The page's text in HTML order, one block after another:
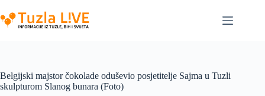
to
content
Belgijski majstor čokolade oduševio posjetitelje Sajma u Tuzli
skulpturom Slanog bunara (Foto)